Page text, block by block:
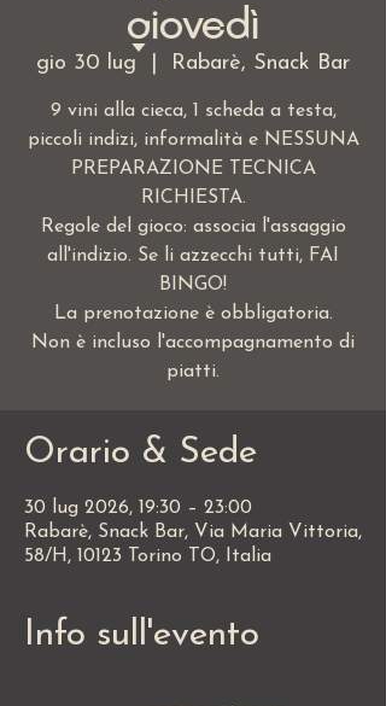
giovedì
gio 30 lug Rabarè, Snack Bar
9 vini alla cieca, 1 scheda a testa,
piccoli indizi, informalità e NESSUNA
PREPARAZIONE TECNICA
RICHIESTA.
Regole del gioco: associa l'assaggio
all'indizio. Se li azzecchi tutti, FAI
BINGO!
La prenotazione è obbligatoria.
Non è incluso l'accompagnamento di
piatti.
Orario & Sede
30 lug 2026, 19:30 – 23:00
Rabarè, Snack Bar, Via Maria Vittoria,
58/H, 10123 Torino TO, Italia
Info sull'evento